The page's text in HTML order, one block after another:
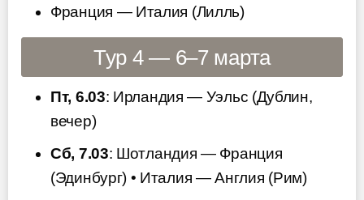
Франция — Италия (Лилль)
Тур 4 — 6–7 марта
Пт, 6.03: Ирландия — Уэльс (Дублин,
вечер)
Сб, 7.03: Шотландия — Франция
(Эдинбург) • Италия — Англия (Рим)